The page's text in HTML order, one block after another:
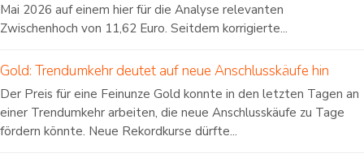
Mai 2026 auf einem hier für die Analyse relevanten
Zwischenhoch von 11,62 Euro. Seitdem korrigierte...
Gold: Trendumkehr deutet auf neue Anschlusskäufe hin
Der Preis für eine Feinunze Gold konnte in den letzten Tagen an
einer Trendumkehr arbeiten, die neue Anschlusskäufe zu Tage
fördern könnte. Neue Rekordkurse dürfte...